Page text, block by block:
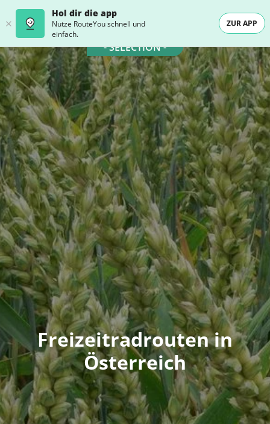
Hol dir die app
Nutze RouteYou schnell und
einfach.
ZUR APP
- SELECTION -
Freizeitradrouten in
Österreich